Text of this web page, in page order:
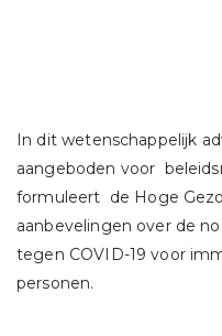
In dit wetenschappelijk
aangeboden voor
formuleert de Hoge
aanbevelingen over de
tegen COVID-19 voor
personen.